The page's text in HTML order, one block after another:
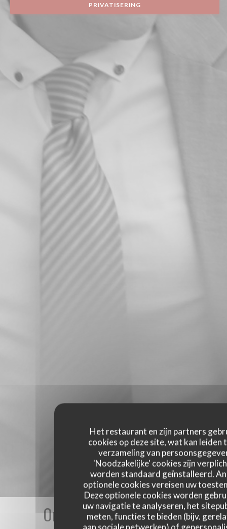
Het restaurant en zijn partners
cookies op deze site, wat kan leiden
verzameling van
'Noodzakelijke' cookies zijn
worden standaard geïnstalleerd.
optionele cookies vereisen uw
Deze optionele cookies worden
uw navigatie te analyseren, het
meten, functies te bieden (bijv.
PRIVATISERING
Onze gastbeoordelingen